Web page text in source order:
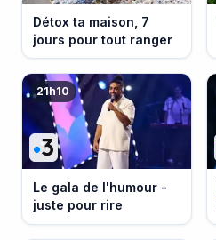
Détox ta maison, 7
jours pour tout ranger
21h10
Le gala de l'humour -
juste pour rire